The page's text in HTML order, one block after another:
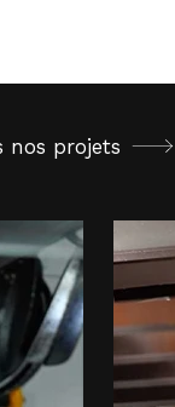
nos projets